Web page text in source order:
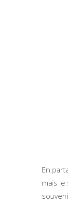
En
mais le